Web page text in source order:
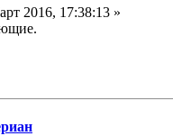
2016, 17:38:13 »